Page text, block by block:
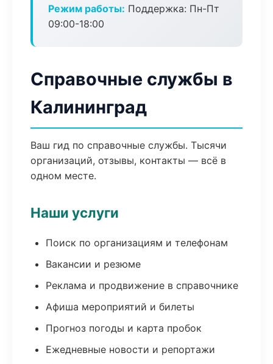
Режим работы: Поддержка: Пн-Пт
09:00-18:00
Справочные службы в
Калининград
Ваш гид по справочные службы. Тысячи
организаций, отзывы, контакты — всё в
одном месте.
Наши услуги
Поиск по организациям и телефонам
Вакансии и резюме
Реклама и продвижение в справочнике
Афиша мероприятий и билеты
Прогноз погоды и карта пробок
Ежедневные новости и репортажи